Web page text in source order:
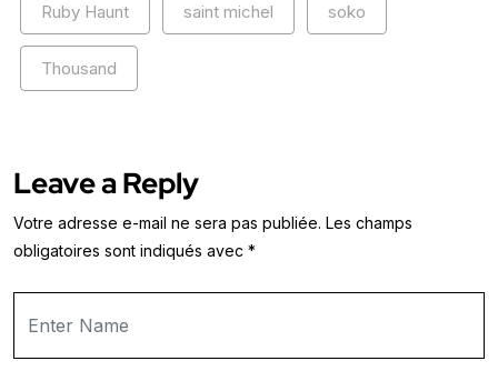
Ruby Haunt saint michel soko
Thousand
Leave a Reply
Votre adresse e-mail ne sera pas publiée. Les champs
obligatoires sont indiqués avec *